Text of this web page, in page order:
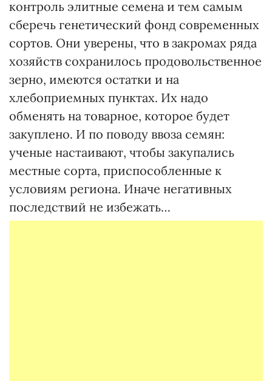
контроль элитные семена и тем самым
сберечь генетический фонд современных
сортов. Они уверены, что в закромах ряда
хозяйств сохранилось продовольственное
зерно, имеются остатки и на
хлебоприемных пунктах. Их надо
обменять на товарное, которое будет
закуплено. И по поводу ввоза семян:
ученые настаивают, чтобы закупались
местные сорта, приспособленные к
условиям региона. Иначе негативных
последствий не избежать…